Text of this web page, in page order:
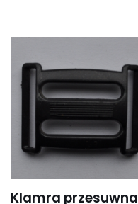
Klamra przesuwna